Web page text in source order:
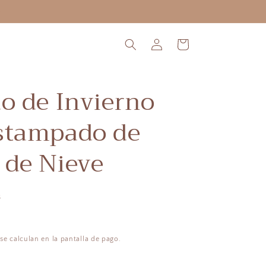
sesión
Carrito
de Invierno
de
Nieve
se calculan en la pantalla de pago.